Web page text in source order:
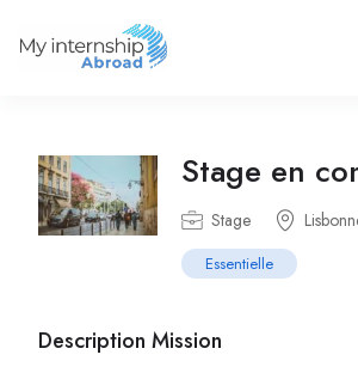
Stage en
Stage
Essentielle
Description Mission